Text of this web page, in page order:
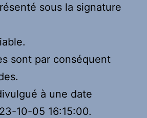
sous la signature
sont par conséquent
à une date
10-05 16:15:00.